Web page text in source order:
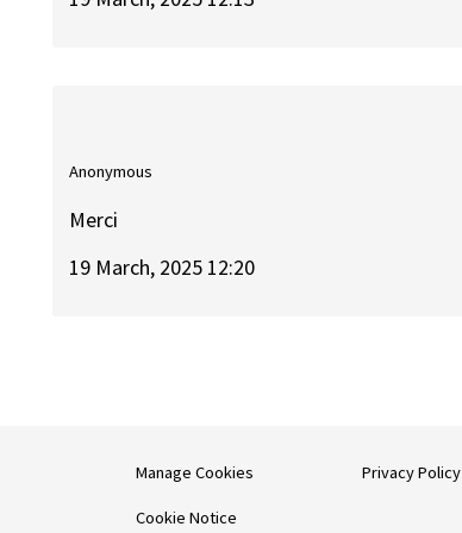
Anonymous
Merci
19 March, 2025 12:20
Manage Cookies
Cookie Notice
Privacy Policy